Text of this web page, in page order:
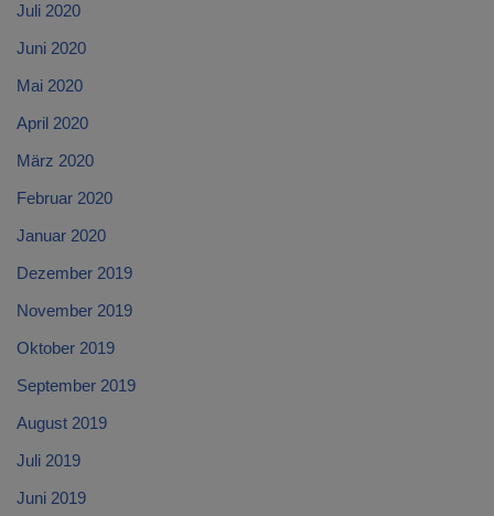
Juli 2020
Juni 2020
Mai 2020
April 2020
März 2020
Februar 2020
Januar 2020
Dezember 2019
November 2019
Oktober 2019
September 2019
August 2019
Juli 2019
Juni 2019